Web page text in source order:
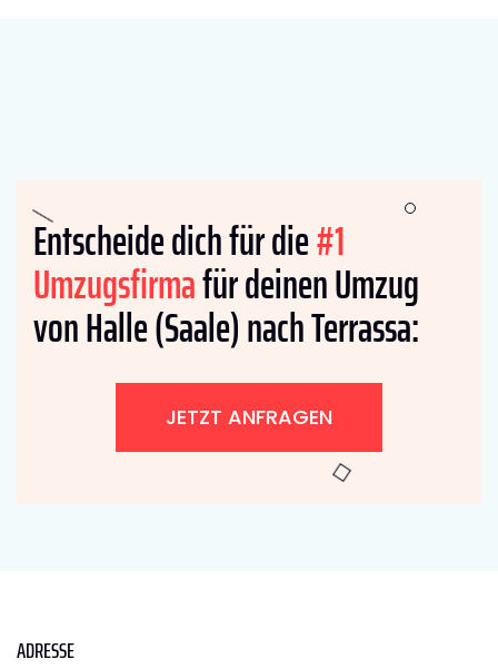
Entscheide dich für die#1
Umzugsfirmafür deinen Umzug
von Halle (Saale) nach Terrassa:
JETZT ANFRAGEN
ADRESSE